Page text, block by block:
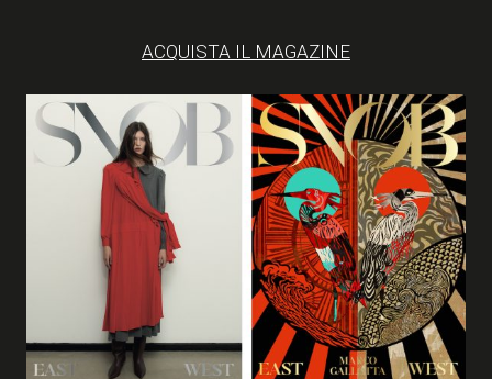
ACQUISTA IL MAGAZINE